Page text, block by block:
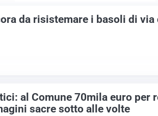
da risistemare i basoli di via
al Comune 70mila euro per
sacre sotto alle volte